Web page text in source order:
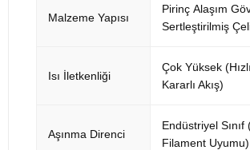
Malzeme Yapısı
Pirinç Alaşım
Sertleştirilmiş
Isı İletkenliği
Çok Yüksek
Kararlı Akış)
Aşınma Direnci
Endüstriyel Sınıf
Filament Uyumu)